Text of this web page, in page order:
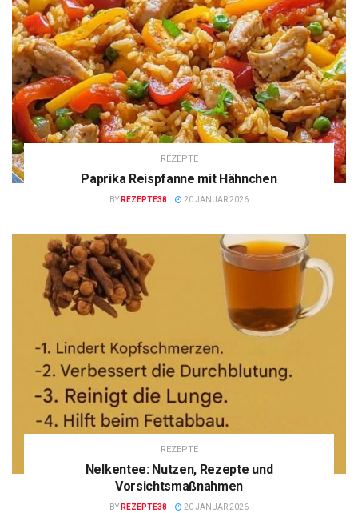
REZEPTE
Paprika Reispfanne mit Hähnchen
BY REZEPTE38 20 JANUAR 2026
REZEPTE
Nelkentee: Nutzen, Rezepte und
Vorsichtsmaßnahmen
BY REZEPTE38 20 JANUAR 2026